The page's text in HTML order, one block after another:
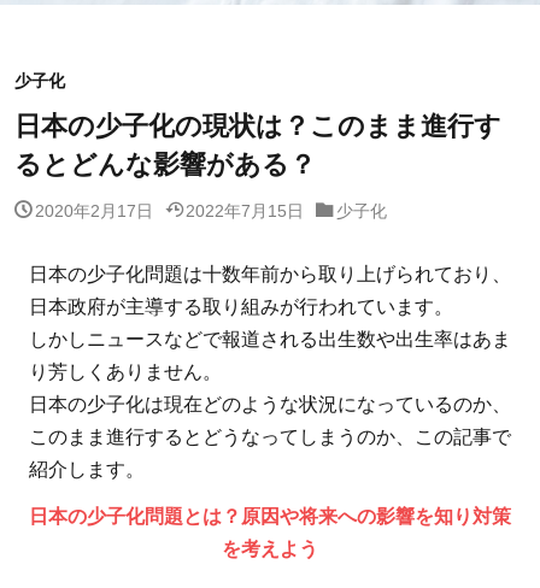
少子化
日本の少子化の現状は？このまま進行す
るとどんな影響がある？
2020年2月17日 2022年7月15日 少子化
日本の少子化問題は十数年前から取り上げられており、
日本政府が主導する取り組みが行われています。
しかしニュースなどで報道される出生数や出生率はあま
り芳しくありません。
日本の少子化は現在どのような状況になっているのか、
このまま進行するとどうなってしまうのか、この記事で
紹介します。
日本の少子化問題とは？原因や将来への影響を知り対策
を考えよう